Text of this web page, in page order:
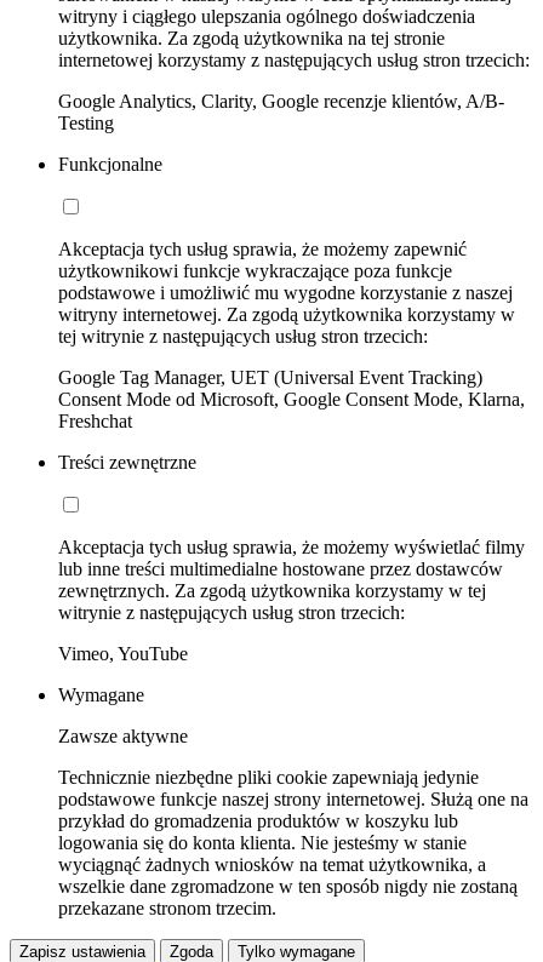
witryny i ciągłego ulepszania ogólnego doświadczenia
użytkownika. Za zgodą użytkownika na tej stronie
internetowej korzystamy z następujących usług stron trzecich:
Google Analytics, Clarity, Google recenzje klientów, A/B-
Testing
Funkcjonalne
Akceptacja tych usług sprawia, że możemy zapewnić
użytkownikowi funkcje wykraczające poza funkcje
podstawowe i umożliwić mu wygodne korzystanie z naszej
witryny internetowej. Za zgodą użytkownika korzystamy w
tej witrynie z następujących usług stron trzecich:
Google Tag Manager, UET (Universal Event Tracking)
Consent Mode od Microsoft, Google Consent Mode, Klarna,
Freshchat
Treści zewnętrzne
Akceptacja tych usług sprawia, że możemy wyświetlać filmy
lub inne treści multimedialne hostowane przez dostawców
zewnętrznych. Za zgodą użytkownika korzystamy w tej
witrynie z następujących usług stron trzecich:
Vimeo, YouTube
Wymagane
Zawsze aktywne
Technicznie niezbędne pliki cookie zapewniają jedynie
podstawowe funkcje naszej strony internetowej. Służą one na
przykład do gromadzenia produktów w koszyku lub
logowania się do konta klienta. Nie jesteśmy w stanie
wyciągnąć żadnych wniosków na temat użytkownika, a
wszelkie dane zgromadzone w ten sposób nigdy nie zostaną
przekazane stronom trzecim.
Zapisz ustawienia Zgoda Tylko wymagane